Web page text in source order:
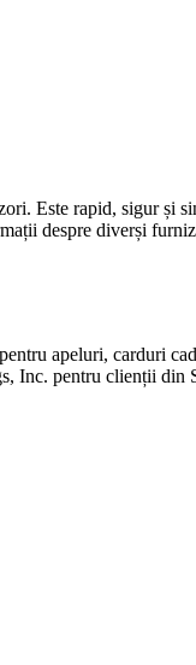
Este rapid, sigur și
despre diverși
apeluri, carduri
Inc. pentru clienții din